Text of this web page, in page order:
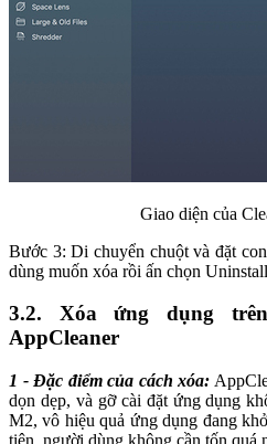
Giao diện của
Bước 3: Di chuyển chuột và đặt
dùng muốn xóa rồi ấn chọn Uninstall
3.2. Xóa ứng dụng
AppCleaner
1 - Đặc điểm của cách xóa:
dọn dẹp, và gỡ cài đặt ứng dụng
M2, vô hiệu quả ứng dụng đang
tiện, người dùng không cần tốn quá